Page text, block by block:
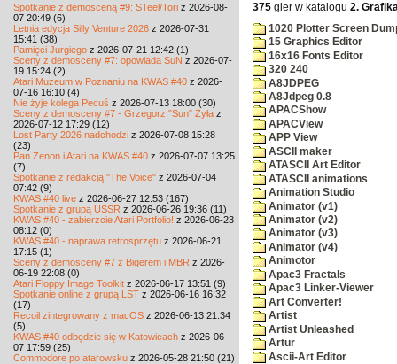
Spotkanie z demosceną #9: STeel/Tori z 2026-08-
07 20:49 (6)
Letnia edycja Silly Venture 2026 z 2026-07-31
15:41 (38)
Pamięci Jurgiego z 2026-07-21 12:42 (1)
Sceny z demosceny #7: opowiada SuN z 2026-07-
19 15:24 (2)
Atari Muzeum w Poznaniu na KWAS #40 z 2026-
07-16 16:10 (4)
Nie żyje kolega Pecuś z 2026-07-13 18:00 (30)
Sceny z demosceny #7 - Grzegorz "Sun" Żyła z
2026-07-12 17:29 (12)
Lost Party 2026 nadchodzi z 2026-07-08 15:28
(23)
Pan Zenon i Atari na KWAS #40 z 2026-07-07 13:25
(7)
Spotkanie z redakcją "The Voice" z 2026-07-04
07:42 (9)
KWAS #40 live z 2026-06-27 12:53 (167)
Spotkanie z grupą USSR z 2026-06-26 19:36 (11)
KWAS #40 - zabierzcie Atari Portfolio! z 2026-06-23
08:12 (0)
KWAS #40 - naprawa retrosprzętu z 2026-06-21
17:15 (1)
Sceny z demosceny #7 z Bigerem i MBR z 2026-
06-19 22:08 (0)
Atari Floppy Image Toolkit z 2026-06-17 13:51 (9)
Spotkanie online z grupą LST z 2026-06-16 16:32
(17)
Recoil zintegrowany z macOS z 2026-06-13 21:34
(5)
KWAS #40 odbędzie się w Katowicach z 2026-06-
07 17:59 (25)
Commodore po atarowsku z 2026-05-28 21:50 (21)
375 gier w katalogu 2.
1020 Plotter Screen
15 Graphics Editor
16x16 Fonts Editor
320 240
A8JDPEG
A8Jdpeg 0.8
APACShow
APACView
APP View
ASCII maker
ATASCII Art Editor
ATASCII animations
Animation Studio
Animator (v1)
Animator (v2)
Animator (v3)
Animator (v4)
Animotor
Apac3 Fractals
Apac3 Linker-Viewer
Art Converter!
Artist
Artist Unleashed
Artur
Ascii-Art Editor